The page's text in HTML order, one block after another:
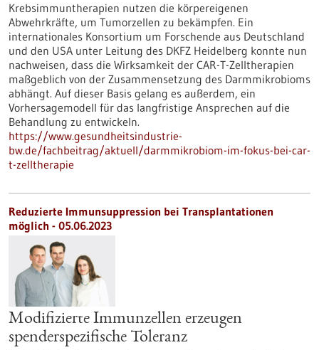
Krebsimmuntherapien nutzen die körpereigenen
Abwehrkräfte, um Tumorzellen zu bekämpfen. Ein
internationales Konsortium um Forschende aus Deutschland
und den USA unter Leitung des DKFZ Heidelberg konnte nun
nachweisen, dass die Wirksamkeit der CAR-T-Zelltherapien
maßgeblich von der Zusammensetzung des Darmmikrobioms
abhängt. Auf dieser Basis gelang es außerdem, ein
Vorhersagemodell für das langfristige Ansprechen auf die
Behandlung zu entwickeln.
https://www.gesundheitsindustrie-
bw.de/fachbeitrag/aktuell/darmmikrobiom-im-fokus-bei-car-
t-zelltherapie
Reduzierte Immunsuppression bei Transplantationen
möglich - 05.06.2023
Modifizierte Immunzellen erzeugen
spenderspezifische Toleranz